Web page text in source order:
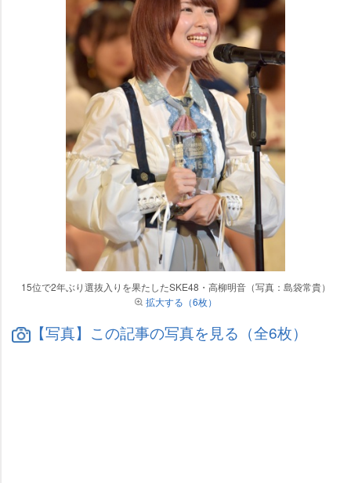
15位で2年ぶり選抜入りを果たしたSKE48・高柳明音（写真：島袋常貴）
拡大する（6枚）
【写真】この記事の写真を見る（全6枚）